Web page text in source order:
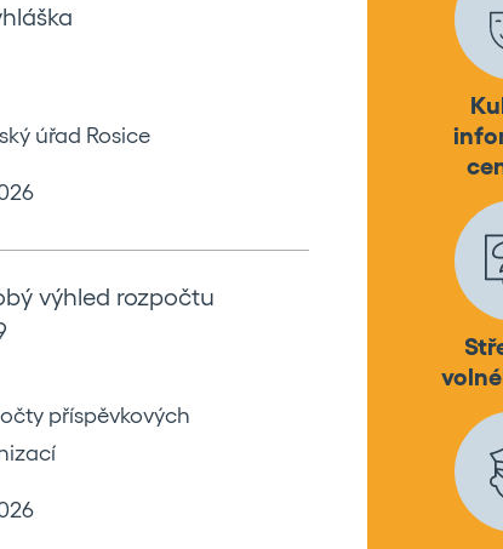
úřad Rosice
výhled rozpočtu
příspěvkových